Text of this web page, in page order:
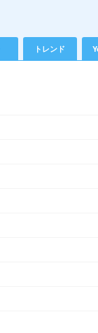
トレンド